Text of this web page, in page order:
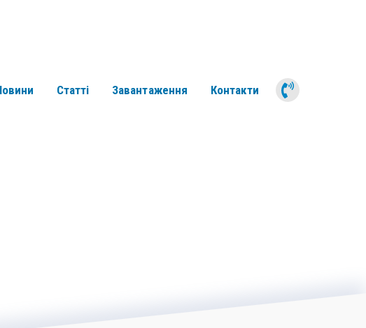
Статті Завантаження Контакти